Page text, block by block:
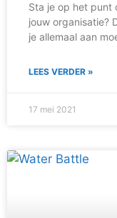
Sta je op het punt
jouw organisatie?
je allemaal aan
LEES VERDER »
17 mei 2021